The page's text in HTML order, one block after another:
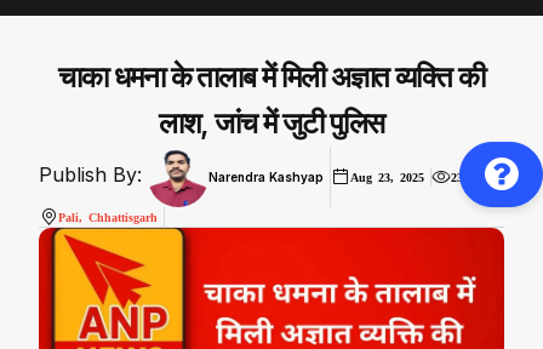
चाका धमना के तालाब में मिली अज्ञात व्यक्ति की
लाश, जांच में जुटी पुलिस
Publish By: Narendra Kashyap Aug 23, 2025 2378
Pali, Chhattisgarh